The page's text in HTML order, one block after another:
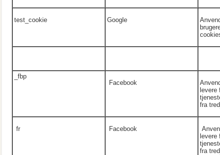
test_cookie Google
_fbp
Facebook
levere
fra
fr Facebook
levere
fra